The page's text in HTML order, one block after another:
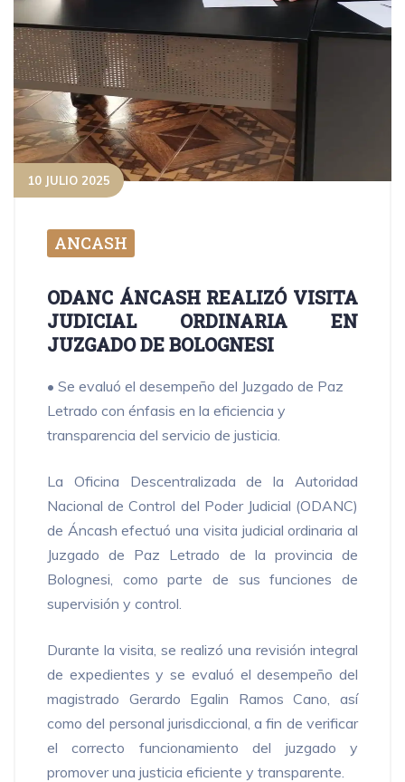
10 JULIO 2025
ANCASH
ODANC ÁNCASH REALIZÓ VISITA
JUDICIAL ORDINARIA EN
JUZGADO DE BOLOGNESI
• Se evaluó el desempeño del Juzgado de Paz
Letrado con énfasis en la eficiencia y
transparencia del servicio de justicia.
La Oficina Descentralizada de la Autoridad
Nacional de Control del Poder Judicial (ODANC)
de Áncash efectuó una visita judicial ordinaria al
Juzgado de Paz Letrado de la provincia de
Bolognesi, como parte de sus funciones de
supervisión y control.
Durante la visita, se realizó una revisión integral
de expedientes y se evaluó el desempeño del
magistrado Gerardo Egalin Ramos Cano, así
como del personal jurisdiccional, a fin de verificar
el correcto funcionamiento del juzgado y
promover una justicia eficiente y transparente.